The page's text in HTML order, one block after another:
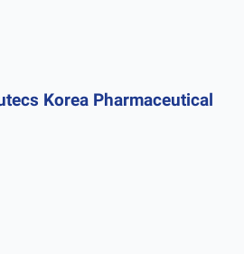
Korea Pharmaceutical